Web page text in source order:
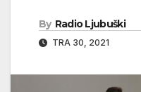
By Radio Ljubuški
TRA 30, 2021